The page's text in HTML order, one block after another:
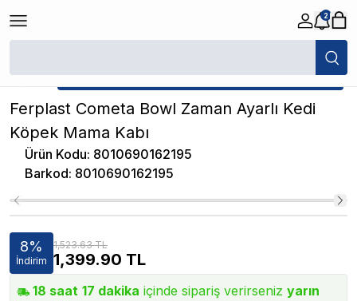
2
/ Ferplast Cometa Bowl Zaman Ayarlı
★ Atakan Petshop, Ferplast yetkili satıcısıdır.
Ferplast Cometa Bowl Zaman Ayarlı Kedi
Köpek Mama Kabı
Ürün Kodu: 8010690162195
Barkod: 8010690162195
8%
İndirim
1,523.63 TL
1,399.90 TL
18 saat 17 dakika içinde sipariş verirseniz yarın